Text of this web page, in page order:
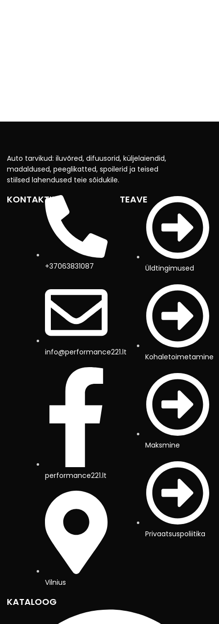
Auto tarvikud: iluvõred, difuusorid, küljelaiendid,
madaldused, peeglikatted, spoilerid ja teised
stiilsed lahendused teie sõidukile.
KONTAKTID
+37063831087
info@performance221.lt
performance221.lt
Vilnius
TEAVE
Üldtingimused
Kohaletoimetamine
Maksmine
Privaatsuspoliitika
KATALOOG